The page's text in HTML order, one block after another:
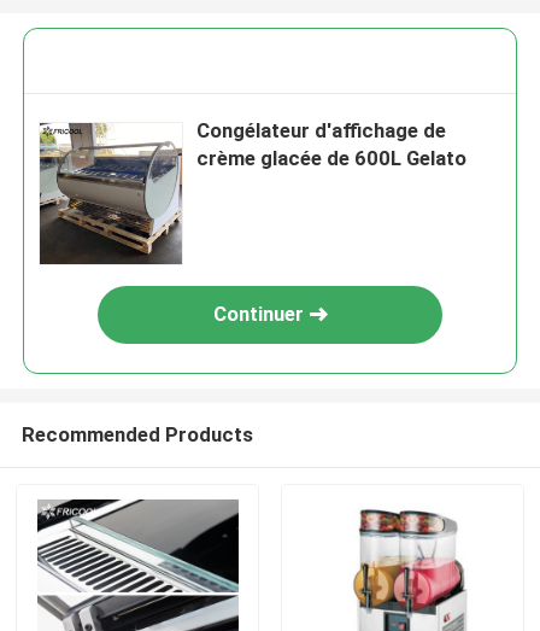
Congélateur d'affichage de
crème glacée de 600L Gelato
Continuer
Recommended Products